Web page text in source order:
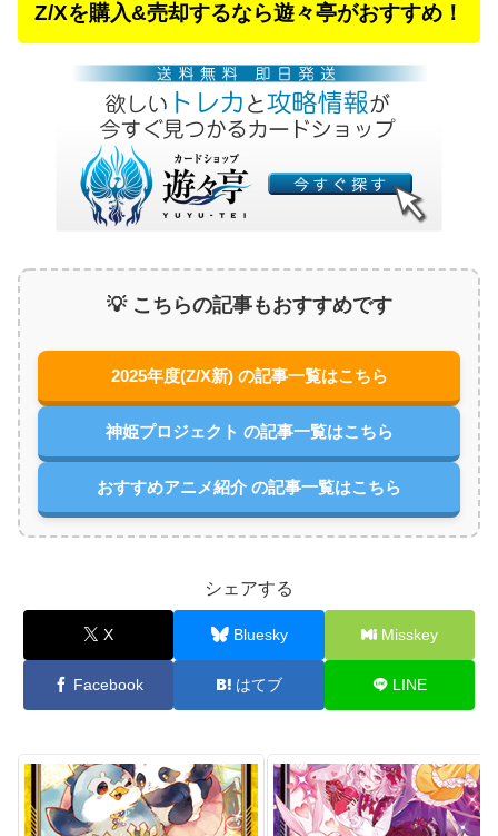
Z/Xを購入&売却するなら遊々亭がおすすめ！
💡 こちらの記事もおすすめです
2025年度(Z/X新) の記事一覧はこちら
神姫プロジェクト の記事一覧はこちら
おすすめアニメ紹介 の記事一覧はこちら
シェアする
X Bluesky Misskey
Facebook はてブ LINE